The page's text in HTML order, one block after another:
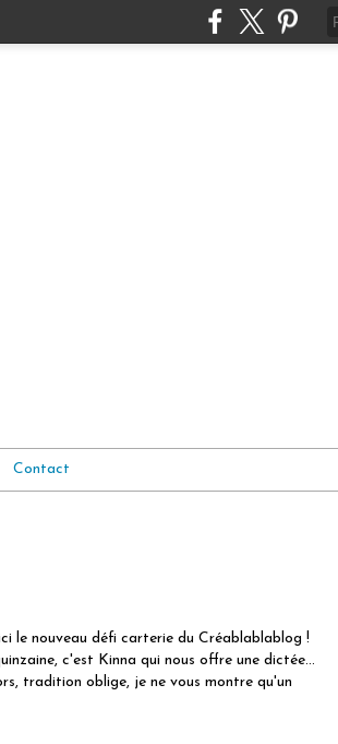
Contact
le nouveau défi carterie du Créablablablog !
c'est Kinna qui nous offre une dictée...
tradition oblige, je ne vous montre qu'un